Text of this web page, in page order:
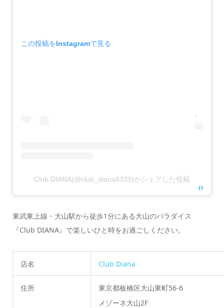
この投稿をInstagramで見る
Club DIANA(@club_diana8333)がシェアした投稿
東武東上線・大山駅から徒歩1分にある大山のパラダイス
『Club DIANA』で楽しいひと時をお過ごしください。
店名 Club Diana
住所
東京都板橋区大山東町56-6
メゾーネ大山2F